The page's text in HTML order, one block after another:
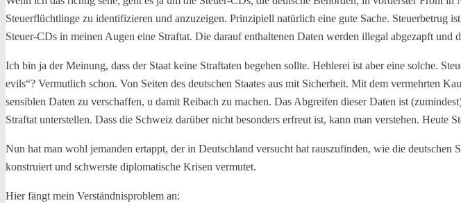
Steuerflüchtlinge zu identifizieren und anzuzeigen. Prinzipiell natürlich eine gute Sache. Steuerbetrug
Steuer-CDs in meinen Augen eine Straftat. Die darauf enthaltenen Daten werden illegal abgezapft und
Ich bin ja der Meinung, dass der Staat keine Straftaten begehen sollte. Hehlerei ist aber eine solche.
evils“? Vermutlich schon. Von Seiten des deutschen Staates aus mit Sicherheit. Mit dem vermehrten
sensiblen Daten zu verschaffen, u damit Reibach zu machen. Das Abgreifen dieser Daten ist
Straftat unterstellen. Dass die Schweiz darüber nicht besonders erfreut ist, kann man verstehen. Heute
Nun hat man wohl jemanden ertappt, der in Deutschland versucht hat rauszufinden, wie die
konstruiert und schwerste diplomatische Krisen vermutet.
Hier fängt mein Verständnisproblem an: